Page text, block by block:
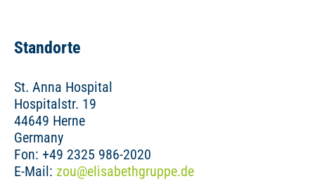
Standorte
St. Anna Hospital
Hospitalstr. 19
44649 Herne
Germany
Fon: +49 2325 986-2020
E-Mail: zou@elisabeth­gruppe.de